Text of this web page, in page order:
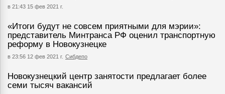
в 21:43 15 фев 2021 г.
«Итоги будут не совсем приятными для мэрии»:
представитель Минтранса РФ оценил транспортную
реформу в Новокузнецке
в 23:56 12 фев 2021 г. Сибдепо
Новокузнецкий центр занятости предлагает более
семи тысяч вакансий